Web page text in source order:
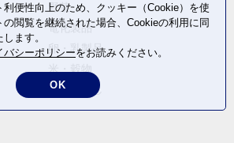
野菜
電化製品
卵・乳製品
返礼品なし
便性向上のため、クッキー（Cookie）を使
閲覧を継続された場合、Cookieの利用に同
ます。
バシーポリシーをお読みください。
OK